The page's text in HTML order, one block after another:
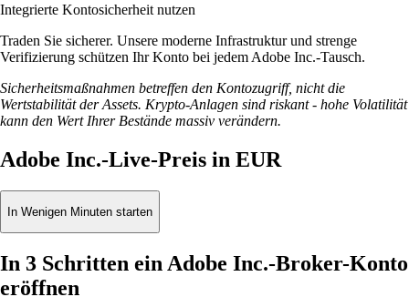
Integrierte Kontosicherheit nutzen
Traden Sie sicherer. Unsere moderne Infrastruktur und strenge
Verifizierung schützen Ihr Konto bei jedem Adobe Inc.-Tausch.
Sicherheitsmaßnahmen betreffen den Kontozugriff, nicht die
Wertstabilität der Assets. Krypto-Anlagen sind riskant - hohe Volatilität
kann den Wert Ihrer Bestände massiv verändern.
Adobe Inc.-Live-Preis in EUR
In Wenigen Minuten starten
In 3 Schritten ein Adobe Inc.-Broker-Konto
eröffnen